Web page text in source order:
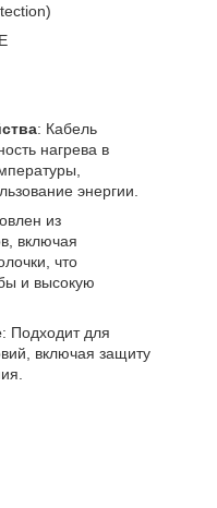
: Кабель
нагрева в
энергии.
из
включая
что
и высокую
: Подходит для
включая защиту